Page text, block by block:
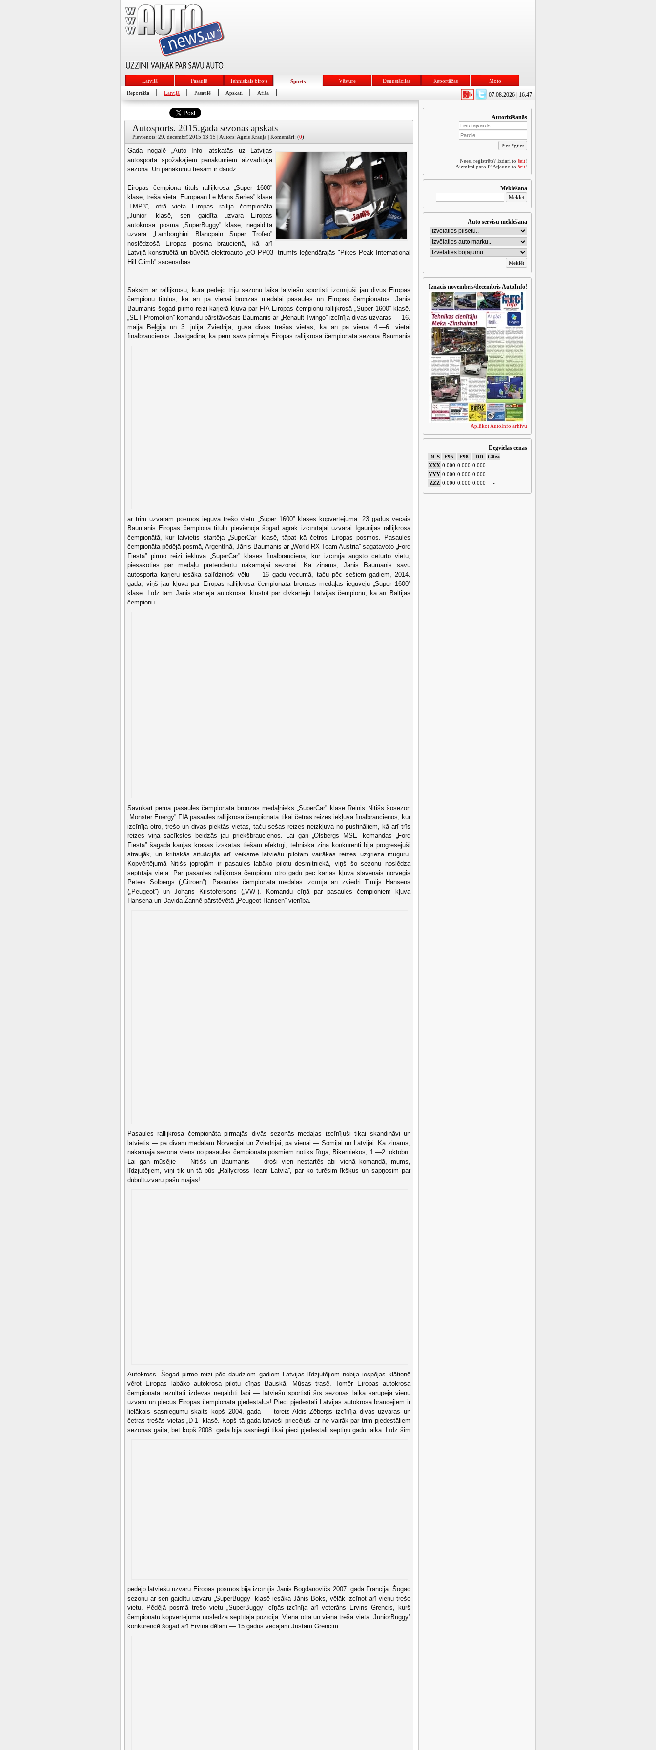
Latvijā Pasaulē Tehniskais birojs Sports Vēsture Degustācijas Reportāžas Moto
07.08.2026 | 16:47
Reportāža Latvijā Pasaulē Apskati Afiša
Autosports. 2015.gada sezonas apskats
Pievienots: 29. decembrī 2015 13:15 | Autors: Agnis Krauja | Komentāri: (0)
Gada nogalē „Auto Info” atskatās uz Latvijas
autosporta spožākajiem panākumiem aizvadītajā
sezonā. Un panākumu tiešām ir daudz.
Eiropas čempiona tituls rallijkrosā „Super 1600”
klasē, trešā vieta „European Le Mans Series” klasē
„LMP3”, otrā vieta Eiropas rallija čempionāta
„Junior” klasē, sen gaidīta uzvara Eiropas
autokrosa posmā „SuperBuggy” klasē, negaidīta
uzvara „Lamborghini Blancpain Super Trofeo”
noslēdzošā Eiropas posma braucienā, kā arī
Latvijā konstruētā un būvētā elektroauto „eO PP03” triumfs leģendārajās "Pikes Peak International
Hill Climb” sacensībās.
Sāksim ar rallijkrosu, kurā pēdējo triju sezonu laikā latviešu sportisti izcīnījuši jau divus Eiropas
čempionu titulus, kā arī pa vienai bronzas medaļai pasaules un Eiropas čempionātos. Jānis
Baumanis šogad pirmo reizi karjerā kļuva par FIA Eiropas čempionu rallijkrosā „Super 1600” klasē.
„SET Promotion” komandu pārstāvošais Baumanis ar „Renault Twingo” izcīnīja divas uzvaras — 16.
maijā Beļģijā un 3. jūlijā Zviedrijā, guva divas trešās vietas, kā arī pa vienai 4.—6. vietai
finālbraucienos. Jāatgādina, ka pērn savā pirmajā Eiropas rallijkrosa čempionāta sezonā Baumanis
ar trim uzvarām posmos ieguva trešo vietu „Super 1600” klases kopvērtējumā. 23 gadus vecais
Baumanis Eiropas čempiona titulu pievienoja šogad agrāk izcīnītajai uzvarai Igaunijas rallijkrosa
čempionātā, kur latvietis startēja „SuperCar” klasē, tāpat kā četros Eiropas posmos. Pasaules
čempionāta pēdējā posmā, Argentīnā, Jānis Baumanis ar „World RX Team Austria” sagatavoto „Ford
Fiesta” pirmo reizi iekļuva „SuperCar” klases finālbraucienā, kur izcīnīja augsto ceturto vietu,
piesakoties par medaļu pretendentu nākamajai sezonai. Kā zināms, Jānis Baumanis savu
autosporta karjeru iesāka salīdzinoši vēlu — 16 gadu vecumā, taču pēc sešiem gadiem, 2014.
gadā, viņš jau kļuva par Eiropas rallijkrosa čempionāta bronzas medaļas ieguvēju „Super 1600”
klasē. Līdz tam Jānis startēja autokrosā, kļūstot par divkārtēju Latvijas čempionu, kā arī Baltijas
čempionu.
Savukārt pērnā pasaules čempionāta bronzas medaļnieks „SuperCar” klasē Reinis Nitišs šosezon
„Monster Energy” FIA pasaules rallijkrosa čempionātā tikai četras reizes iekļuva finālbraucienos, kur
izcīnīja otro, trešo un divas piektās vietas, taču sešas reizes neizkļuva no pusfināliem, kā arī trīs
reizes viņa sacīkstes beidzās jau priekšbraucienos. Lai gan „Olsbergs MSE” komandas „Ford
Fiesta” šāgada kaujas krāsās izskatās tiešām efektīgi, tehniskā ziņā konkurenti bija progresējuši
straujāk, un kritiskās situācijās arī veiksme latviešu pilotam vairākas reizes uzgrieza muguru.
Kopvērtējumā Nitišs joprojām ir pasaules labāko pilotu desmitniekā, viņš šo sezonu noslēdza
septītajā vietā. Par pasaules rallijkrosa čempionu otro gadu pēc kārtas kļuva slavenais norvēģis
Peters Solbergs („Citroen”). Pasaules čempionāta medaļas izcīnīja arī zviedri Timijs Hansens
(„Peugeot”) un Johans Kristofersons („VW”). Komandu cīņā par pasaules čempioniem kļuva
Hansena un Davida Žannē pārstēvētā „Peugeot Hansen” vienība.
Pasaules rallijkrosa čempionāta pirmajās divās sezonās medaļas izcīnījuši tikai skandināvi un
latvietis — pa divām medaļām Norvēģijai un Zviedrijai, pa vienai — Somijai un Latvijai. Kā zināms,
nākamajā sezonā viens no pasaules čempionāta posmiem notiks Rīgā, Biķerniekos, 1.—2. oktobrī.
Lai gan mūsējie — Nitišs un Baumanis — droši vien nestartēs abi vienā komandā, mums,
līdzjutējiem, viņi tik un tā būs „Rallycross Team Latvia”, par ko turēsim īkšķus un sapņosim par
dubultuzvaru pašu mājās!
Autokross. Šogad pirmo reizi pēc daudziem gadiem Latvijas līdzjutējiem nebija iespējas klātienē
vērot Eiropas labāko autokrosa pilotu cīņas Bauskā, Mūsas trasē. Tomēr Eiropas autokrosa
čempionāta rezultāti izdevās negaidīti labi — latviešu sportisti šīs sezonas laikā sarūpēja vienu
uzvaru un piecus Eiropas čempionāta pjedestālus! Pieci pjedestāli Latvijas autokrosa braucējiem ir
lielākais sasniegumu skaits kopš 2004. gada — toreiz Aldis Zēbergs izcīnīja divas uzvaras un
četras trešās vietas „D-1” klasē. Kopš tā gada latvieši priecējuši ar ne vairāk par trim pjedestāliem
sezonas gaitā, bet kopš 2008. gada bija sasniegti tikai pieci pjedestāli septiņu gadu laikā. Līdz šim
pēdējo latviešu uzvaru Eiropas posmos bija izcīnījis Jānis Bogdanovičs 2007. gadā Francijā. Šogad
sezonu ar sen gaidītu uzvaru „SuperBuggy” klasē iesāka Jānis Boks, vēlāk izcīnot arī vienu trešo
vietu. Pēdējā posmā trešo vietu „SuperBuggy” cīņās izcīnīja arī veterāns Ervins Grencis, kurš
čempionātu kopvērtējumā noslēdza septītajā pozīcijā. Viena otrā un viena trešā vieta „JuniorBuggy”
konkurencē šogad arī Ervina dēlam — 15 gadus vecajam Justam Grencim.
Autorizēšanās
Neesi reģistrēts? Izdari to šeit!
Aizmirsi paroli? Atjauno to šeit!
Meklēšana
Auto servisu meklēšana
Iznācis novembris/decembris AutoInfo!
Aplūkot AutoInfo arhīvu
Degvielas cenas
DUS E95 E98 DD
Gāze
XXX 0.000 0.000 0.000
-
YYY 0.000 0.000 0.000
-
ZZZ 0.000 0.000 0.000 -